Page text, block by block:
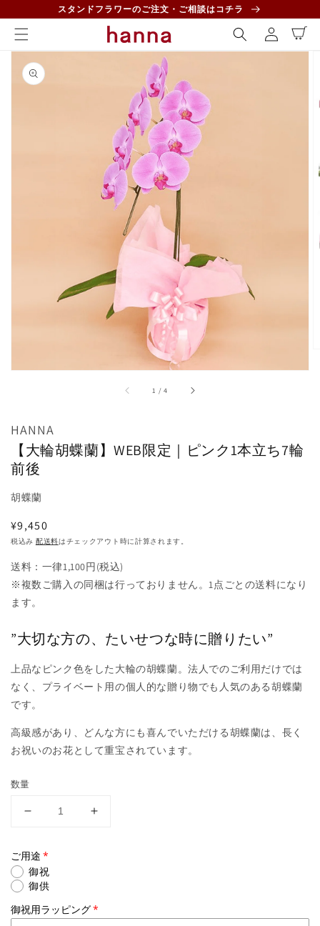
進む
スタンドフラワーのご注文・ご相談はコチラ
グ
イ
カ
ー
ト
商品情
報にス
キップ
ギ
ャ
リ
ュ
ー
で
掲
載
さ
れ
い
ィ
ア
1 //4
HANNA
【大輪胡蝶蘭】WEB限定｜ピンク1本立ち7輪
前後
胡蝶蘭
通
常
価
格
¥9,450
税込み 配送料はチェックアウト時に計算されます。
送料：一律1,100円(税込)
※複数ご購入の同梱は行っておりません。1点ごとの送料になり
ます。
”大切な方の、たいせつな時に贈りたい”
上品なピンク色をした大輪の胡蝶蘭。法人でのご利用だけでは
なく、プライベート用の個人的な贈り物でも人気のある胡蝶蘭
です。
高級感があり、どんな方にも喜んでいただける胡蝶蘭は、長く
お祝いのお花として重宝されています。
数量
胡
蝶
蘭】
WEB
限
【大
WEB
限
ご用途
御祝
御供
御祝用ラッピング